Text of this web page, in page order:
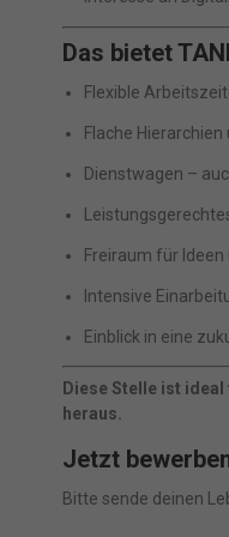
Das bietet
Flexible
Flache
Dienstwagen –
Freiraum für
Intensive
Einblick in eine
Diese Stelle ist
heraus.
Jetzt
Bitte sende deinen